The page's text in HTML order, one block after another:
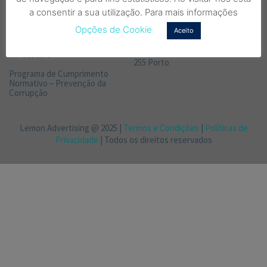
Canal de Denúncias – Prevenção
de Corrupção
Código de boa conduta para a
no trabalho
Programa de Cumprimento
Normativo – Prevenção da
Corrupção
fixa nacional)
MORADA
255 Porto
Lemon Advertising @ 2025 | Termos e Condições | Políticas de
Privacidade | Todos os direitos reservados
a consentir a sua utilização. Para mais informações
Opções de Cookie
Aceito